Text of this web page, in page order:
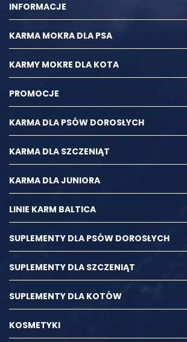
tauryna (3a370): 2500; (µg/kg): biotyna
Składniki analityczne:
wapń 0,23%, fosfor 0,16%
Energia metaboliczna:
INFORMACJE
KARMA MOKRA DLA PSA
KARMY MOKRE DLA KOTA
PROMOCJE
KARMA DLA PSÓW DOROSŁYCH
KARMA DLA SZCZENIĄT
KARMA DLA JUNIORA
LINIE KARM BALTICA
SUPLEMENTY DLA PSÓW DOROSŁYCH
SUPLEMENTY DLA SZCZENIĄT
SUPLEMENTY DLA KOTÓW
KOSMETYKI